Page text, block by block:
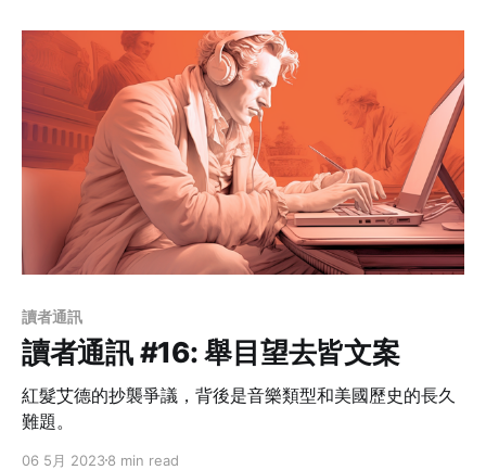
讀者通訊
讀者通訊 #16: 舉目望去皆文案
紅髮艾德的抄襲爭議，背後是音樂類型和美國歷史的長久
難題。
06 5月 20238 min read